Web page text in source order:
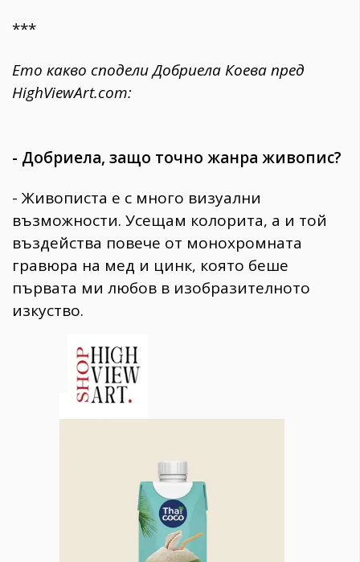
ПОСЛЕДВАЙТЕ
***
Ето какво сподели Добриела Коева пред
HighViewArt.com:
- Добриела, защо точно жанра живопис?
- Живописта е с много визуални
възможности. Усещам колорита, а и той
въздейства повече от монохромната
гравюра на мед и цинк, която беше
първата ми любов в изобразителното
изкуство.